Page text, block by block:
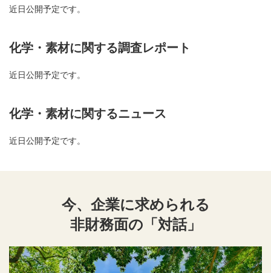
近日公開予定です。
化学・素材に関する調査レポート
近日公開予定です。
化学・素材に関するニュース
近日公開予定です。
今、企業に求められる
非財務面の「対話」